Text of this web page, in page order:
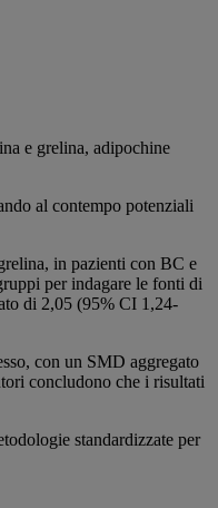
e grelina, adipochine
al contempo potenziali
in pazienti con BC e
per indagare le fonti di
di 2,05 (95% CI 1,24-
con un SMD aggregato
concludono che i risultati
standardizzate per